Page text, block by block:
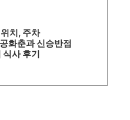
치, 주차
화춘과 신승반점
식사 후기